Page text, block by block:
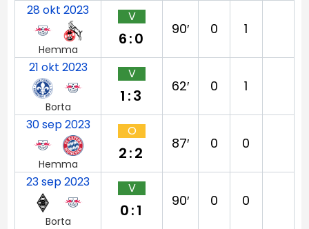
28 okt 2023
Hemma
V
6:0
90′ 0 1
21 okt 2023
Borta
V
1:3
62′ 0 1
30 sep 2023
Hemma
O
2:2
87′ 0 0
23 sep 2023
Borta
V
0:1
90′ 0 0